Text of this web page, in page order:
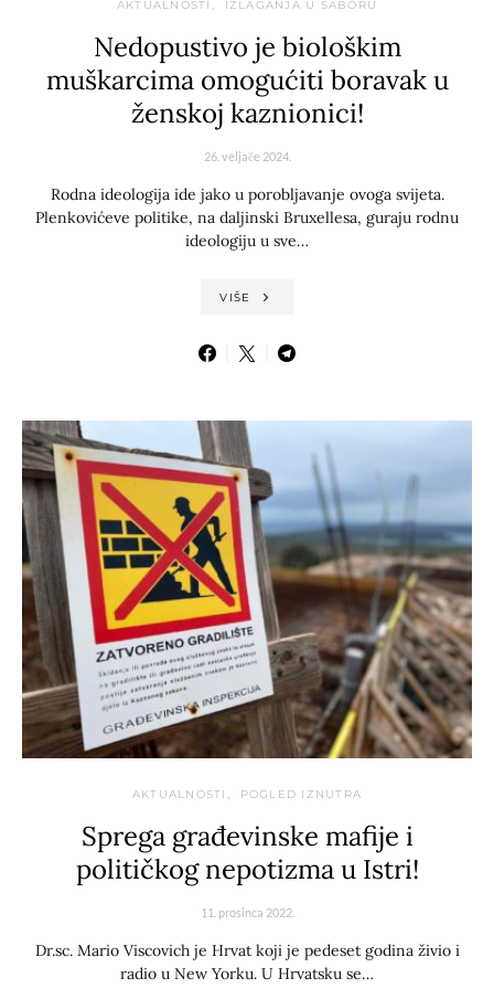
AKTUALNOSTI IZLAGANJA U SABORU
Nedopustivo je biološkim
muškarcima omogućiti boravak u
ženskoj kaznionici!
26. veljače 2024.
Rodna ideologija ide jako u porobljavanje ovoga svijeta.
Plenkovićeve politike, na daljinski Bruxellesa, guraju rodnu
ideologiju u sve…
VIŠE
AKTUALNOSTI POGLED IZNUTRA
Sprega građevinske mafije i
političkog nepotizma u Istri!
11. prosinca 2022.
Dr.sc. Mario Viscovich je Hrvat koji je pedeset godina živio i
radio u New Yorku. U Hrvatsku se…